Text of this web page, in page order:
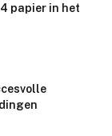
papier in het